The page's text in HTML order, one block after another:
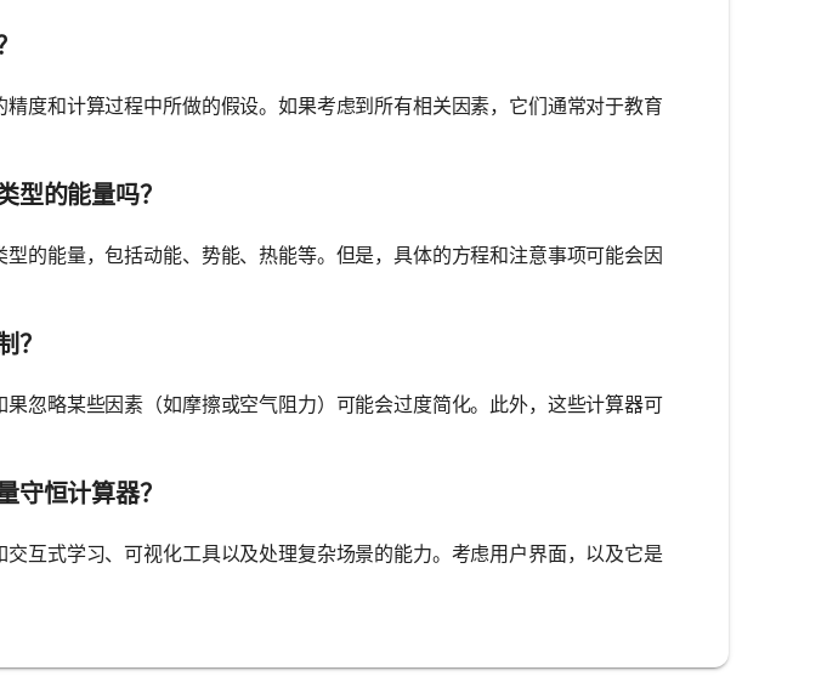
度和计算过程中所做的假设。如果考虑到所有相关因素，它们通常对于教育
型的能量吗？
的能量，包括动能、势能、热能等。但是，具体的方程和注意事项可能会因
？
忽略某些因素（如摩擦或空气阻力）可能会过度简化。此外，这些计算器可
守恒计算器？
互式学习、可视化工具以及处理复杂场景的能力。考虑用户界面，以及它是